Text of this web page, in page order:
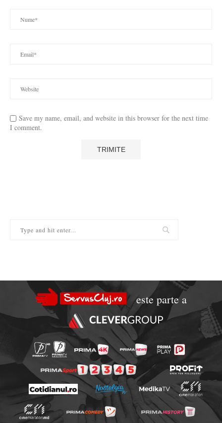
Save my name, email, and website in this browser for the next time
I comment.
este parte a